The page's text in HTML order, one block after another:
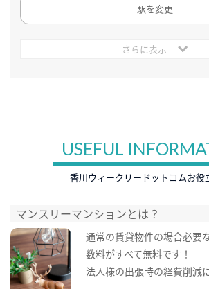
駅を変更
さらに表示
USEFUL
香川ウィークリードットコムお役
マンスリーマンションとは？
通常の賃貸物件の場合必要
数料がすべて無料です！
法人様の出張時の経費削減